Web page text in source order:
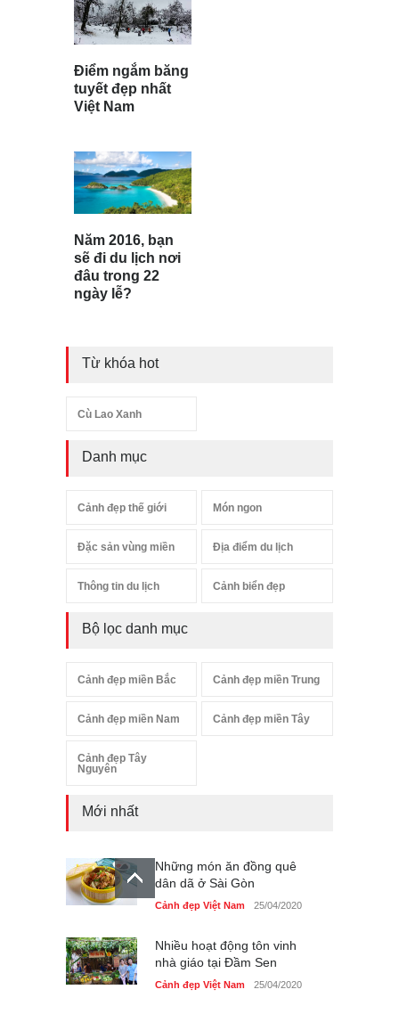
Điểm ngắm băng
tuyết đẹp nhất
Việt Nam
Năm 2016, bạn
sẽ đi du lịch nơi
đâu trong 22
ngày lễ?
Từ khóa hot
Cù Lao Xanh
Danh mục
Cảnh đẹp thế giới Món ngon
Đặc sản vùng miền Địa điểm du lịch
Thông tin du lịch Cảnh biển đẹp
Bộ lọc danh mục
Cảnh đẹp miền Bắc Cảnh đẹp miền Trung
Cảnh đẹp miền Nam Cảnh đẹp miền Tây
Cảnh đẹp Tây
Nguyên
Mới nhất
Những món ăn đồng quê
dân dã ở Sài Gòn
Cảnh đẹp Việt Nam 25/04/2020
Nhiều hoạt động tôn vinh
nhà giáo tại Đầm Sen
Cảnh đẹp Việt Nam 25/04/2020